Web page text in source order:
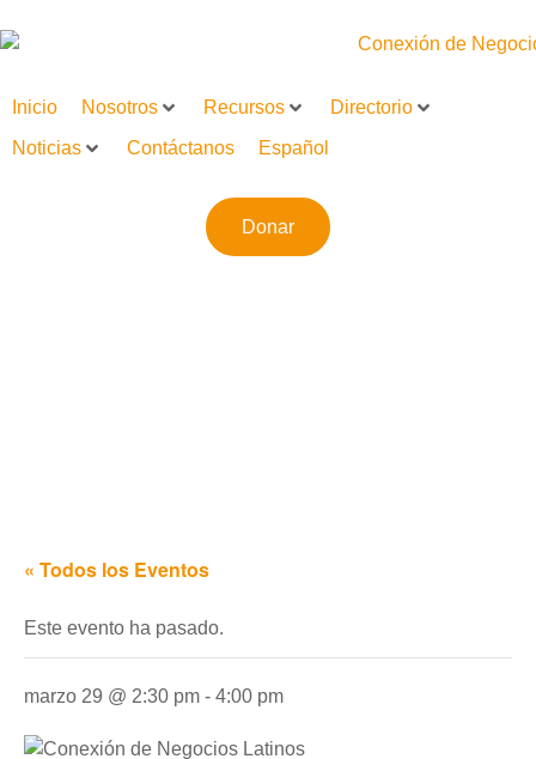
Inicio Nosotros Recursos
Directorio
Noticias
Contáctanos Español
Donar
« Todos los Eventos
Este evento ha pasado.
marzo 29 @ 2:30 pm - 4:00 pm